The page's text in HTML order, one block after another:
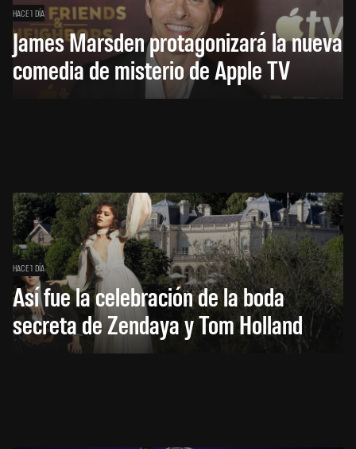
HACE 1 DÍA
James Marsden protagonizará la nueva
comedia de misterio de Apple TV
HACE 1 DÍA
Así fue la celebración de la boda
secreta de Zendaya y Tom Holland